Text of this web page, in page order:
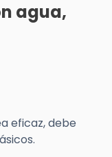
agua,
eficaz, debe